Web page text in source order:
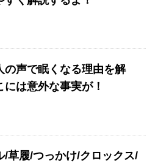
の声で眠くなる理由を解
には意外な事実が！
/草履/つっかけ/クロックス/